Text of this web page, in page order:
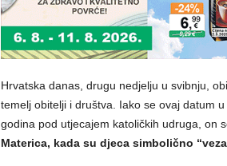
Hrvatska danas, drugu nedjelju u svibnju,
temelj obitelji i društva. Iako se ovaj datum
godina pod utjecajem katoličkih udruga, on
Materica, kada su djeca simbolično